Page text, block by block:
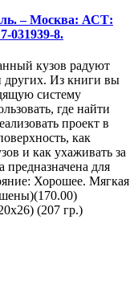
– Москва: АСТ:
031939-8.
кузов радуют
других. Из книги вы
систему
где найти
проект в
как
и как ухаживать за
для
Хорошее. Мягкая
(207 гр.)